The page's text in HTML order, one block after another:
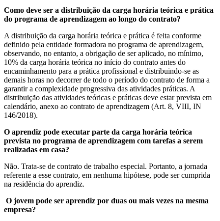
Como deve ser a distribuição da carga horária teórica e prática
do programa de aprendizagem ao longo do contrato?
A distribuição da carga horária teórica e prática é feita conforme
definido pela entidade formadora no programa de aprendizagem,
observando, no entanto, a obrigação de ser aplicado, no mínimo,
10% da carga horária teórica no início do contrato antes do
encaminhamento para a prática profissional e distribuindo-se as
demais horas no decorrer de todo o período do contrato de forma a
garantir a complexidade progressiva das atividades práticas. A
distribuição das atividades teóricas e práticas deve estar prevista em
calendário, anexo ao contrato de aprendizagem (Art. 8, VIII, IN
146/2018).
O aprendiz pode executar parte da carga horária teórica
prevista no programa de aprendizagem com tarefas a serem
realizadas em casa?
Não. Trata-se de contrato de trabalho especial. Portanto, a jornada
referente a esse contrato, em nenhuma hipótese, pode ser cumprida
na residência do aprendiz.
O jovem pode ser aprendiz por duas ou mais vezes na mesma
empresa?